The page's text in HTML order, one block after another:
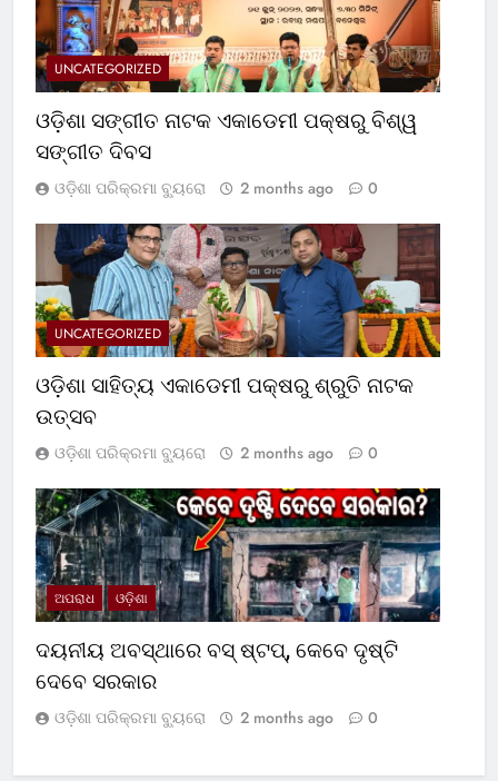
UNCATEGORIZED
ଓଡ଼ିଶା ସଙ୍ଗୀତ ନାଟକ ଏକାଡେମୀ ପକ୍ଷରୁ ବିଶ୍ୱ
ସଙ୍ଗୀତ ଦିବସ
ଓଡ଼ିଶା ପରିକ୍ରମା ବ୍ୟୁରୋ 2 months ago 0
UNCATEGORIZED
ଓଡ଼ିଶା ସାହିତ୍ୟ ଏକାଡେମୀ ପକ୍ଷରୁ ଶ୍ରୁତି ନାଟକ
ଉତ୍ସବ
ଓଡ଼ିଶା ପରିକ୍ରମା ବ୍ୟୁରୋ 2 months ago 0
ଅପରାଧ ଓଡ଼ିଶା
ଦୟନୀୟ ଅବସ୍ଥାରେ ବସ୍‌ ଷ୍ଟପ୍‌, କେବେ ଦୃଷ୍ଟି
ଦେବେ ସରକାର
ଓଡ଼ିଶା ପରିକ୍ରମା ବ୍ୟୁରୋ 2 months ago 0